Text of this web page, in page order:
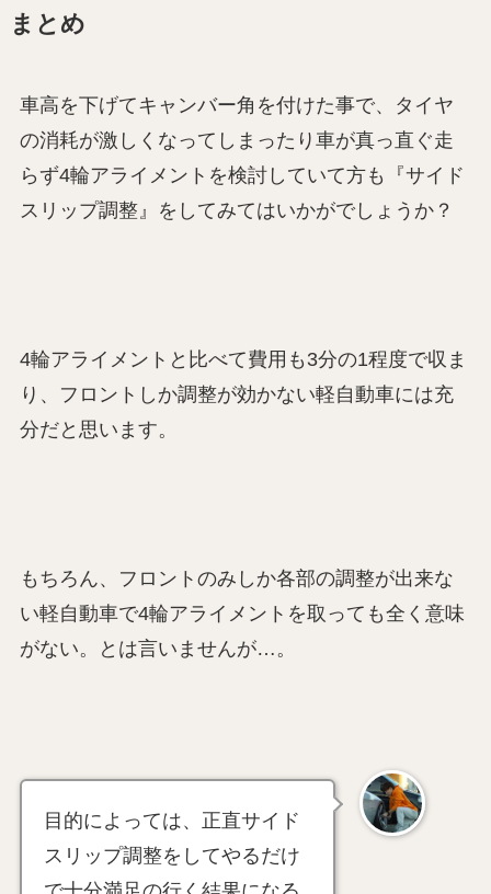
まとめ
車高を下げてキャンバー角を付けた事で、タイヤ
の消耗が激しくなってしまったり車が真っ直ぐ走
らず4輪アライメントを検討していて方も『サイド
スリップ調整』をしてみてはいかがでしょうか？
4輪アライメントと比べて費用も3分の1程度で収ま
り、フロントしか調整が効かない軽自動車には充
分だと思います。
もちろん、フロントのみしか各部の調整が出来な
い軽自動車で4輪アライメントを取っても全く意味
がない。とは言いませんが…。
目的によっては、正直サイド
スリップ調整をしてやるだけ